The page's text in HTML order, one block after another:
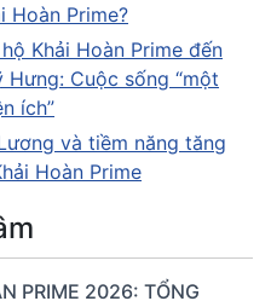
Hoàn Prime?
Khải Hoàn Prime đến
Cuộc sống “một
ích”
và tiềm năng tăng
Hoàn Prime
PRIME 2026: TỔNG